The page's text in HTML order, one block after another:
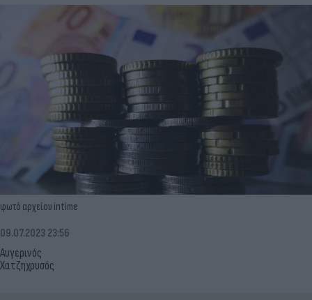
φωτό αρχείου intime
Αυγερινός
Χατζηχρυσός
09.07.2023 23:56